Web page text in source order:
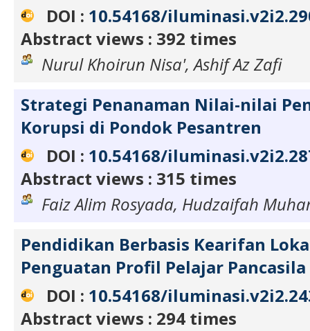
DOI : 10.54168/
Abstract views : 392 times
Nurul Khoirun Nisa', Ashif Az Zafi
Strategi Penanaman Nilai-nilai
Korupsi di Pondok Pesantren
DOI : 10.54168/
Abstract views : 315 times
Faiz Alim Rosyada, Hudzaifah
Pendidikan Berbasis Kearifan
Penguatan Profil Pelajar Pancasila
DOI : 10.54168/
Abstract views : 294 times